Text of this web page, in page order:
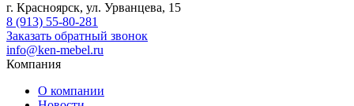
г. Красноярск, ул. Урванцева, 15
8 (913) 55-80-281
Заказать обратный звонок
info@ken-mebel.ru
Компания
О компании